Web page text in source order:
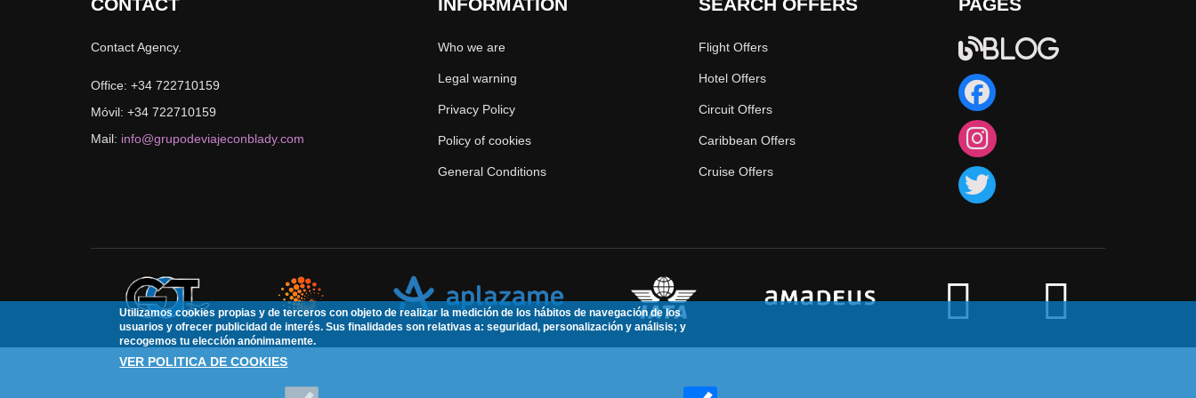
Contact Agency.
Office: +34 722710159
Móvil: +34 722710159
Mail: info@grupodeviajeconblady.com
Who we are
Legal warning
Privacy Policy
Policy of cookies
General Conditions
Flight Offers
Hotel Offers
Circuit Offers
Caribbean Offers
Cruise Offers
Blog
Utilizamos cookies propias y de terceros con objeto de realizar la medición de los hábitos de navegación de los
usuarios y ofrecer publicidad de interés. Sus finalidades son relativas a: seguridad, personalización y análisis; y
recogemos tu elección anónimamente.
VER POLITICA DE COOKIES